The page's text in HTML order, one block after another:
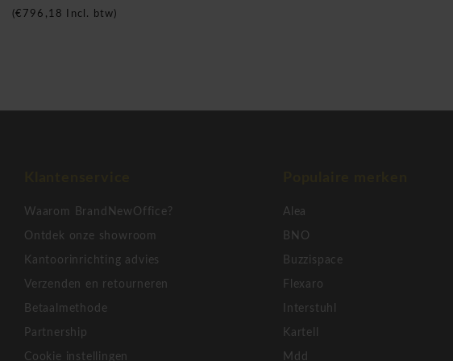
(€796,18 Incl. btw)
Waarom BrandNewOffice?
Ontdek onze showroom
Kantoorinrichting advies
Verzenden en retourneren
Betaalmethode
Partnership
Cookie instellingen
Alea
BNO
Buzzispace
Flexaro
Interstuhl
Kartell
Mdd